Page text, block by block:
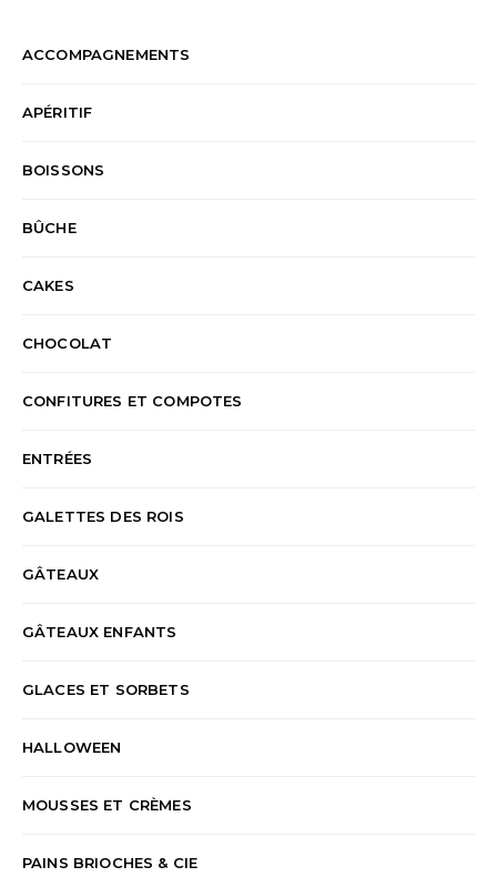
ACCOMPAGNEMENTS
APÉRITIF
BOISSONS
BÛCHE
CAKES
CHOCOLAT
CONFITURES ET COMPOTES
ENTRÉES
GALETTES DES ROIS
GÂTEAUX
GÂTEAUX ENFANTS
GLACES ET SORBETS
HALLOWEEN
MOUSSES ET CRÈMES
PAINS BRIOCHES & CIE